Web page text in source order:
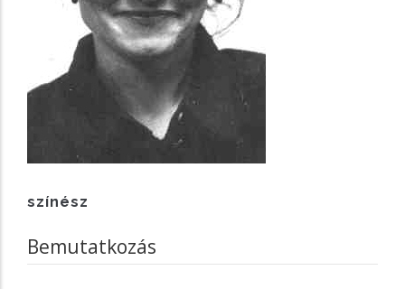
színész
Bemutatkozás